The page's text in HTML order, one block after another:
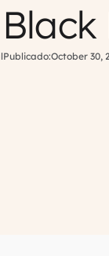
Publicado:October 30,